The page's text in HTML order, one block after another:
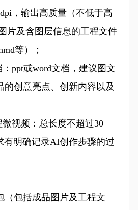
，输出高质量（不低于高
片及含图层信息的工程文件
等）；
或word文档，建议图文
的创意亮点、创新内容以及
视频：总长度不超过30
有明确记录AI创作步骤的过
包括成品图片及工程文